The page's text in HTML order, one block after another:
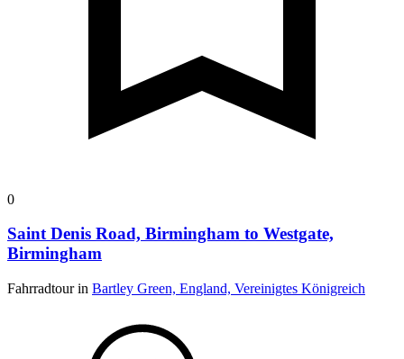
0
Saint Denis Road, Birmingham to Westgate,
Birmingham
Fahrradtour in Bartley Green, England, Vereinigtes Königreich